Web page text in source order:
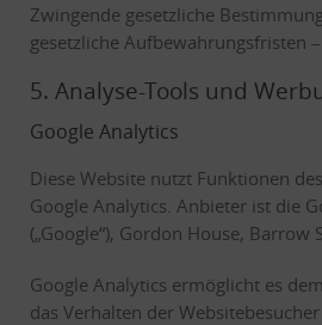
Zwingende gesetzliche
gesetzliche Aufbewahrungsfristen
5. Analyse-Tools und
Google Analytics
Diese Website nutzt Funktionen
Google Analytics. Anbieter ist die
(„Google“), Gordon House, Barrow
Google Analytics ermöglicht es
das Verhalten der